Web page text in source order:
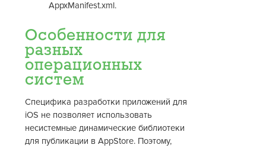
AppxManifest.xml.
Особенности для
разных
операционных
систем
Специфика разработки приложений для
iOS не позволяет использовать
несистемные динамические библиотеки
для публикации в AppStore. Поэтому,